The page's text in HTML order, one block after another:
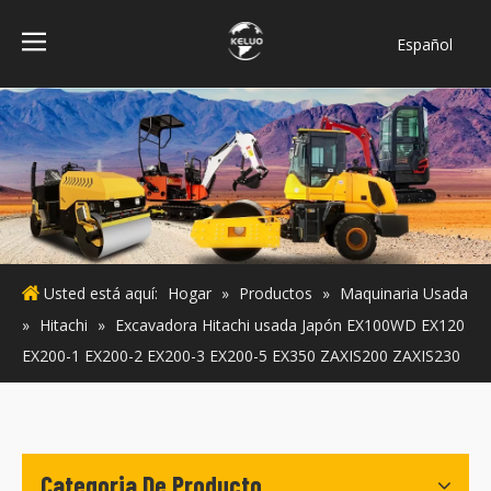
Español
Bahasa
indonesia
Türk dili
ไทย
Italiano
Deutsch
Português
Pусский
Français
Usted está aquí: Hogar » Productos » Maquinaria Usada
» Hitachi » Excavadora Hitachi usada Japón EX100WD EX120
EX200-1 EX200-2 EX200-3 EX200-5 EX350 ZAXIS200 ZAXIS230